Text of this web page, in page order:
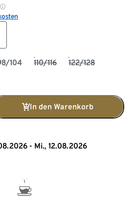
104 110/116 122/128
In den Warenkorb
- Mi., 12.08.2026